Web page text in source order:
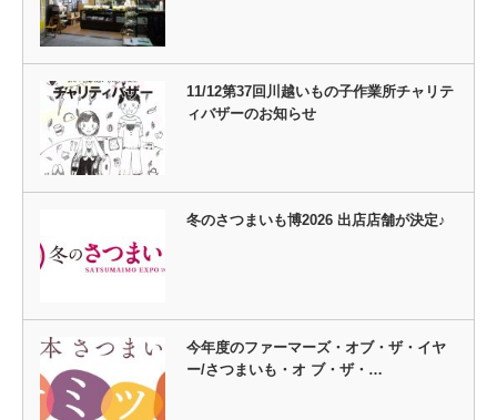
11/12第37回川越いもの子作業所チャリテ
ィバザーのお知らせ
冬のさつまいも博2026 出店店舗が決定♪
今年度のファーマーズ・オブ・ザ・イヤ
ー/さつまいも・オ ブ・ザ・…